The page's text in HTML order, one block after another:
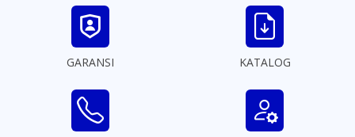
GARANSI KATALOG